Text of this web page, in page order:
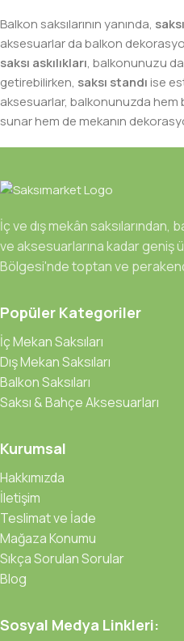
Balkon saksılarının yanında,
aksesuarlar da balkon
saksı askılıkları, balkonunuzu
getirebilirken, saksı standıise
aksesuarlar, balkonunuzda hem
sunar hem de mekanın
İç ve dış mekân saksılarından,
ve aksesuarlarına kadar geniş
Bölgesi'nde toptan ve
Popüler Kategoriler
İç Mekan Saksıları
Dış Mekan Saksıları
Balkon Saksıları
Saksı & Bahçe Aksesuarları
Kurumsal
Hakkımızda
İletişim
Teslimat ve İade
Mağaza Konumu
Sıkça Sorulan Sorular
Blog
Sosyal Medya Linkleri: